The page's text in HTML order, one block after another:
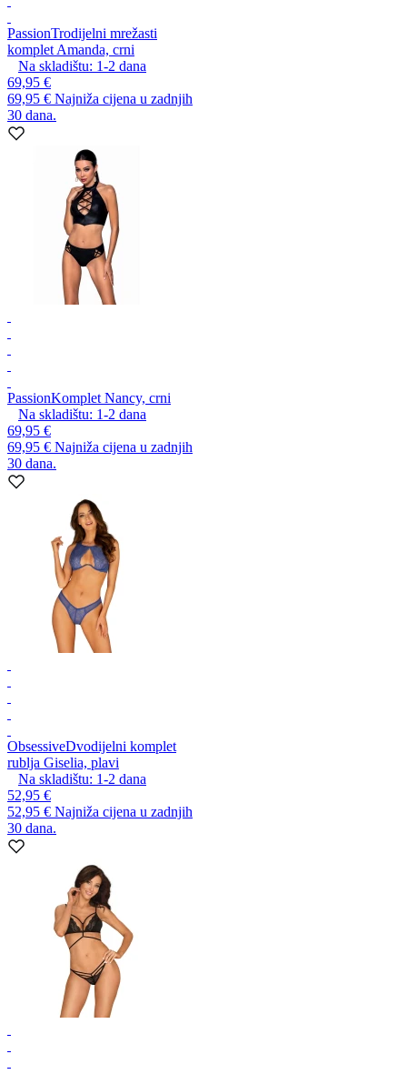
PassionTrodijelni mrežasti
komplet Amanda, crni
Na skladištu: 1-2 dana
69,95 €
69,95 € Najniža cijena u zadnjih
30 dana.
PassionKomplet Nancy, crni
Na skladištu: 1-2 dana
69,95 €
69,95 € Najniža cijena u zadnjih
30 dana.
ObsessiveDvodijelni komplet
rublja Giselia, plavi
Na skladištu: 1-2 dana
52,95 €
52,95 € Najniža cijena u zadnjih
30 dana.